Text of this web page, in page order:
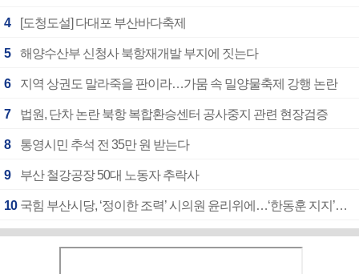
4 [도청도설] 다대포 부산바다축제
5 해양수산부 신청사 북항재개발 부지에 짓는다
6 지역 상권도 말라죽을 판이라…가뭄 속 밀양물축제 강행 논란
7 법원, 단차 논란 북항 복합환승센터 공사중지 관련 현장검증
8 통영시민 추석 전 35만 원 받는다
9 부산 철강공장 50대 노동자 추락사
10 국힘 부산시당, ‘정이한 조력’ 시의원 윤리위에…‘한동훈 지지’도 신고접수